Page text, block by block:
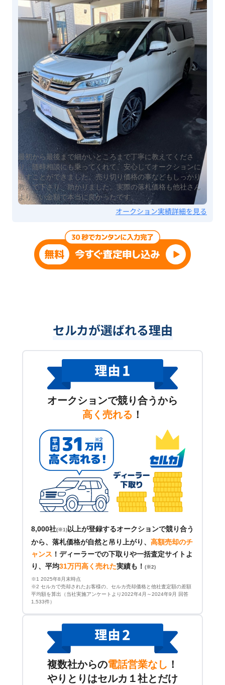
最初から最後まで細かいところまで丁寧に教えてくださ
り、随時相談にも乗ってくれて、安心してオークションに
出すことができました。売り切り価格の事などもしっかり
教えて下さり、助かりました。実際の落札価格も他社さん
より高い金額で本当に良かったです。
オークション実績詳細を見る
セルカが選ばれる理由
オークションで競り合うから
高く売れる ！
8,000社(※1) 以上が登録するオークションで競り合う
から、落札価格が自然と吊り上がり、 高額売却のチ
ャンス ！ ディーラーでの下取りや一括査定サイトよ
り、平均31万円高く売れた実績も！ (※2)
※1 2025年8月末時点
※2 セルカで売却されたお客様の、セルカ売却価格と他社査定額の差額
平均額を算出（当社実施アンケートより2022年4月～2024年9月 回答
1,533件）
複数社からの電話営業なし ！
やりとりはセルカ１社とだけ